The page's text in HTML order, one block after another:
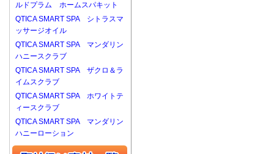
ルドプラム ホームスパキット
QTICA SMART SPA シトラスマ
ッサージオイル
QTICA SMART SPA マンダリン
ハニースクラブ
QTICA SMART SPA ザクロ＆ラ
イムスクラブ
QTICA SMART SPA ホワイトテ
ィースクラブ
QTICA SMART SPA マンダリン
ハニーローション